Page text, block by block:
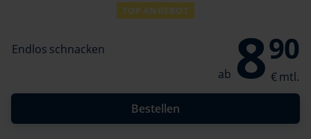
TOP ANGEBOT
Endlos schnacken 890
Bestellen